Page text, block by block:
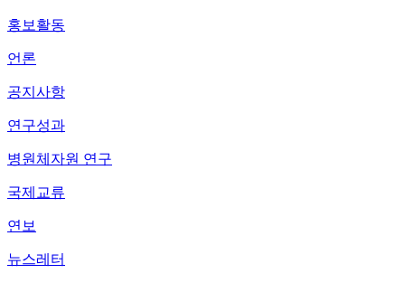
홍보활동
언론
공지사항
연구성과
병원체자원 연구
국제교류
연보
뉴스레터